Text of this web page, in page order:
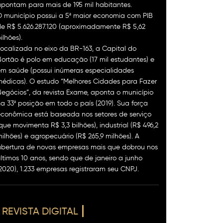
para mais de 195 mil habitantes.
município possui a 5ª maior economia com PIB
R$ 5.626.287.120 (aproximadamente R$ 5,62
no eixo da BR-163, a Capital do
é polo em educação (17 mil estudantes) e
saúde (possui inúmeras especialidades
O estudo “Melhores Cidades para Fazer
da revista Exame, aponta o município
33ª posição em todo o país (2019). Sua força
está baseada nos setores de serviço
movimenta R$ 3,3 bilhões), industrial (R$ 496,2
e agropecuário (R$ 265,9 milhões). A
de novas empresas mais que dobrou nos
10 anos, sendo que de janeiro a junho
1.233 empresas registraram seu CNPJ.
REVISTA DIGITAL